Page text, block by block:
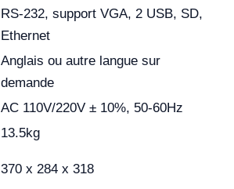
RS-232, support VGA, 2 USB, SD,
Ethernet
Anglais ou autre langue sur
demande
AC 110V/220V ± 10%, 50-60Hz
13.5kg
370 x 284 x 318